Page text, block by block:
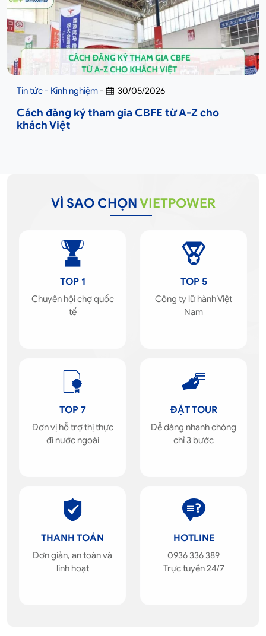
Tin tức - Kinh nghiệm - 30/05/2026
Cách đăng ký tham gia CBFE từ A-Z cho
khách Việt
VÌ SAO CHỌNVIETPOWER
TOP 1
Chuyên hội chợ quốc
tế
TOP 5
Công ty lữ hành Việt
Nam
TOP 7
Đơn vị hỗ trợ thị thực
đi nước ngoài
ĐẶT TOUR
Dễ dàng nhanh chóng
chỉ 3 bước
THANH TOÁN
Đơn giản, an toàn và
linh hoạt
HOTLINE
0936 336 389
Trực tuyến 24/7